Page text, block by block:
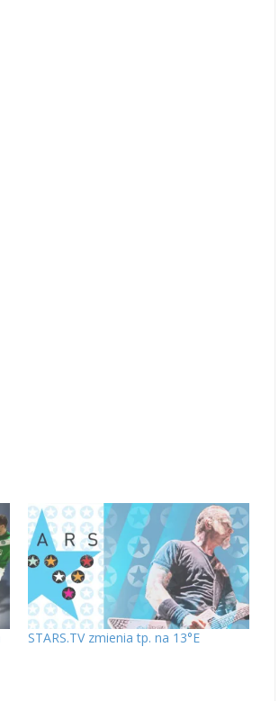
STARS.TV zmienia tp. na 13°E